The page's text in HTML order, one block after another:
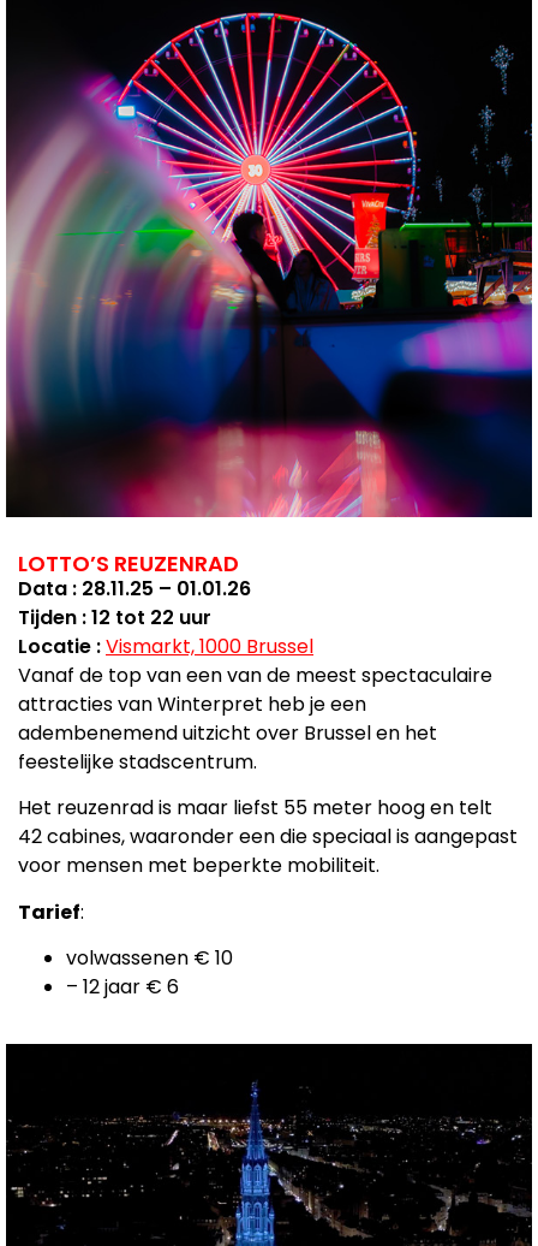
LOTTO’S REUZENRAD
Data : 28.11.25 – 01.01.26
Tijden : 12 tot 22 uur
Locatie :Vismarkt, 1000 Brussel
Vanaf de top van een van de meest spectaculaire
attracties van Winterpret heb je een
adembenemend uitzicht over Brussel en het
feestelijke stadscentrum.
Het reuzenrad is maar liefst 55 meter hoog en telt
42 cabines, waaronder een die speciaal is aangepast
voor mensen met beperkte mobiliteit.
Tarief:
volwassenen € 10
– 12 jaar € 6